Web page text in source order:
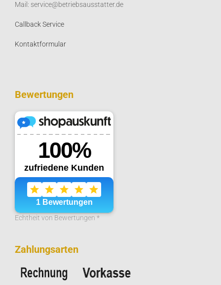
Mail: service@betriebsausstatter.de
Callback Service
Kontaktformular
Bewertungen
Echtheit von Bewertungen *
Zahlungsarten